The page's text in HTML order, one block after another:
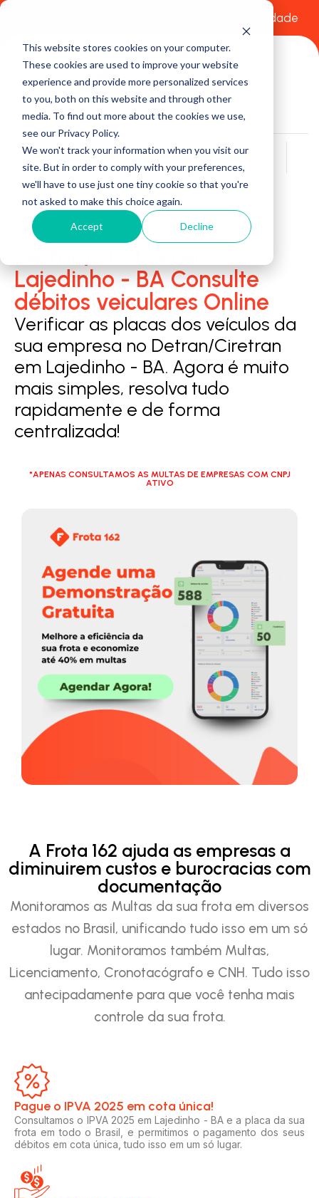
This website stores cookies on your computer.
These cookies are used to improve your website
experience and provide more personalized services
to you, both on this website and through other
media. To find out more about the cookies we use,
see our Privacy Policy.
We won't track your information when you visit our
site. But in order to comply with your preferences,
we'll have to use just one tiny cookie so that you're
not asked to make this choice again.
Accept Decline
Política de Privacidade
Buscar
Lajedinho - BA Consulte
débitos veiculares Online
Verificar as placas dos veículos da
sua empresa no Detran/Ciretran
em Lajedinho - BA. Agora é muito
mais simples, resolva tudo
rapidamente e de forma
centralizada!
*APENAS CONSULTAMOS AS MULTAS DE EMPRESAS COM CNPJ
ATIVO
A Frota 162 ajuda as empresas a
diminuirem custos e burocracias com
documentação
Monitoramos as Multas da sua frota em diversos
estados no Brasil, unificando tudo isso em um só
lugar. Monitoramos também Multas,
Licenciamento, Cronotacógrafo e CNH. Tudo isso
antecipadamente para que você tenha mais
controle da sua frota.
Pague o IPVA 2025 em cota única!​
Consultamos o IPVA 2025 em Lajedinho - BA e a placa da sua
frota em todo o Brasil, e permitimos o pagamento dos seus
débitos em cota única, tudo isso em um só lugar.